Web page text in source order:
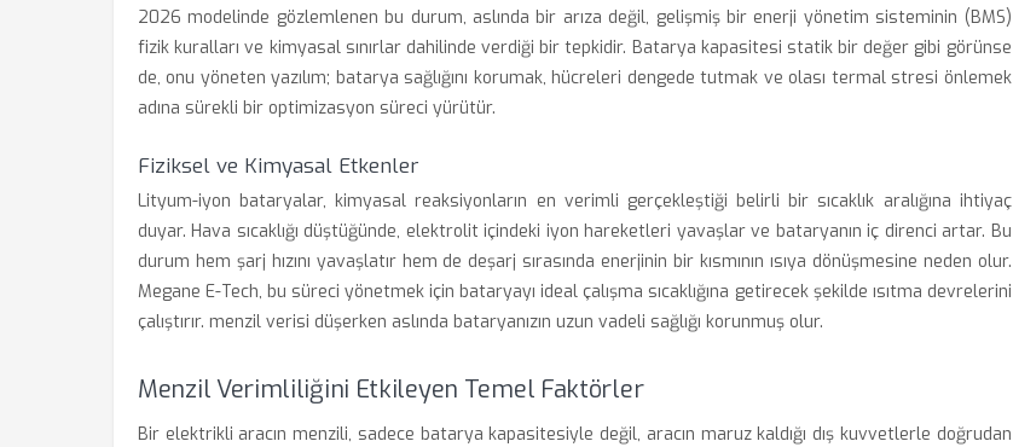
2026 modelinde gözlemlenen bu durum, aslında bir arıza değil, gelişmiş bir enerji yönetim sisteminin (BMS)
fizik kuralları ve kimyasal sınırlar dahilinde verdiği bir tepkidir. Batarya kapasitesi statik bir değer gibi görünse
de, onu yöneten yazılım; batarya sağlığını korumak, hücreleri dengede tutmak ve olası termal stresi önlemek
adına sürekli bir optimizasyon süreci yürütür.
Fiziksel ve Kimyasal Etkenler
Lityum-iyon bataryalar, kimyasal reaksiyonların en verimli gerçekleştiği belirli bir sıcaklık aralığına ihtiyaç
duyar. Hava sıcaklığı düştüğünde, elektrolit içindeki iyon hareketleri yavaşlar ve bataryanın iç direnci artar. Bu
durum hem şarj hızını yavaşlatır hem de deşarj sırasında enerjinin bir kısmının ısıya dönüşmesine neden olur.
Megane E-Tech, bu süreci yönetmek için bataryayı ideal çalışma sıcaklığına getirecek şekilde ısıtma devrelerini
çalıştırır. menzil verisi düşerken aslında bataryanızın uzun vadeli sağlığı korunmuş olur.
Menzil Verimliliğini Etkileyen Temel Faktörler
Bir elektrikli aracın menzili, sadece batarya kapasitesiyle değil, aracın maruz kaldığı dış kuvvetlerle doğrudan